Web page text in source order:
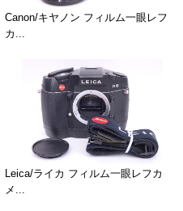
Canon/キヤノン フィルム一眼レフ
カ...
Leica/ライカ フィルム一眼レフカ
メ...